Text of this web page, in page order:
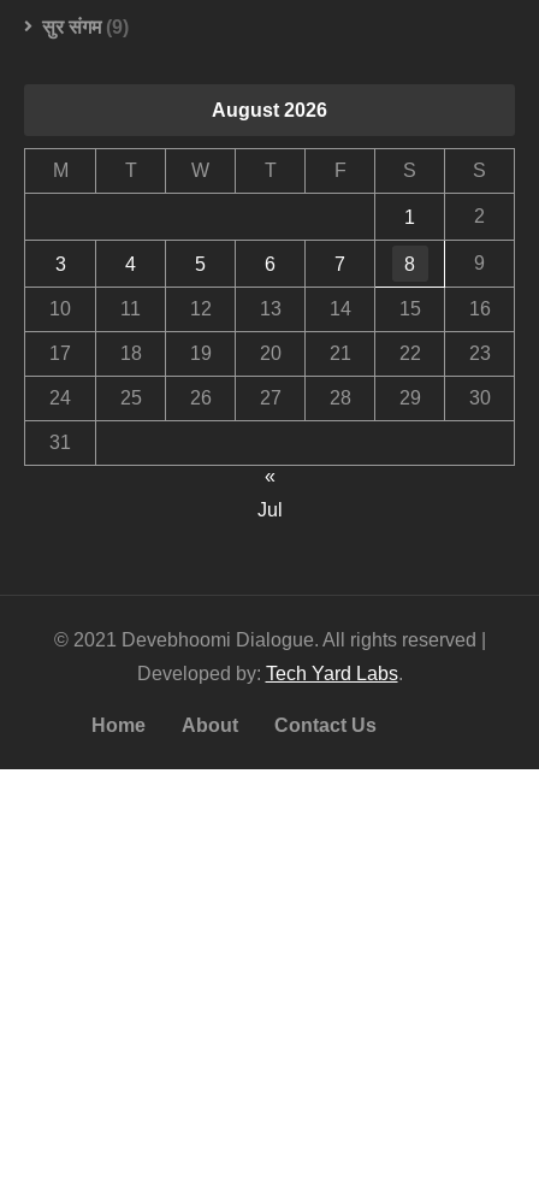
सुर संगम(9)
August 2026
M T W T F S S
1 2
3 4 5 6 7 8 9
10 11 12 13 14 15 16
17 18 19 20 21 22 23
24 25 26 27 28 29 30
31
«
Jul
© 2021 Devebhoomi Dialogue. All rights reserved |
Developed by: Tech Yard Labs.
Home About Contact Us